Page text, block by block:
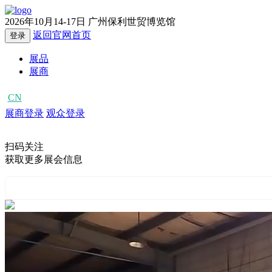
2026年10月14-17日 广州保利世贸博览馆
登录 返回官网首页
展品
展商
CN
展商登录 观众登录
扫码关注
获取更多展会信息